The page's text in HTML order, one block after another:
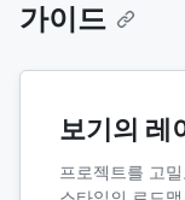
가이드
보기의 레
프로젝트를 고